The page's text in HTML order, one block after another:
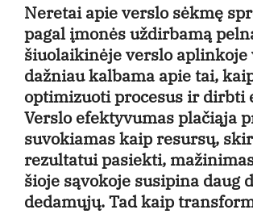
Neretai apie verslo sėkmę
pagal įmonės uždirbamą
šiuolaikinėje verslo aplinkoje
dažniau kalbama apie tai,
optimizuoti procesus ir dirbti
Verslo efektyvumas plačiąja
suvokiamas kaip resursų,
rezultatui pasiekti,
šioje sąvokoje susipina daug
dedamųjų. Tad kaip